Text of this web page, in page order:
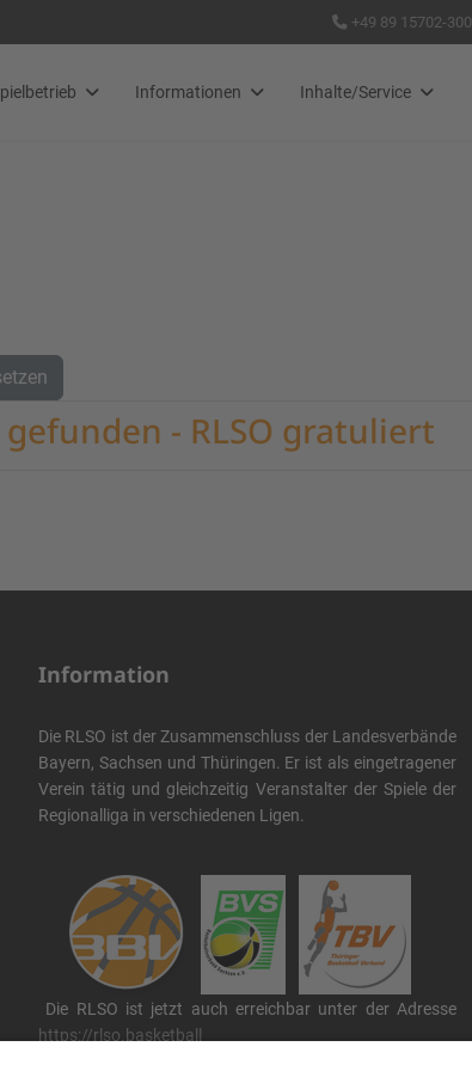
+49 89 15702-300
Informationen Inhalte/Service
- RLSO gratuliert
Information
Die RLSO ist der Zusammenschluss der Landesverbände
Bayern, Sachsen und Thüringen. Er ist als eingetragener
Verein tätig und gleichzeitig Veranstalter der Spiele der
Regionalliga in verschiedenen Ligen.
Die RLSO ist jetzt auch erreichbar unter der Adresse
https://rlso.basketball